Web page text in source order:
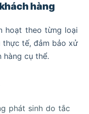
hàng
hoạt theo từng loại
tế, đảm bảo xử
hàng cụ thể.
phát sinh do tắc